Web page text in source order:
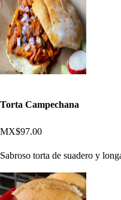
Torta Campechana
MX$97.00
Sabroso torta de suadero y